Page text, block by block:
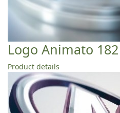
Logo Animato 182
Product details